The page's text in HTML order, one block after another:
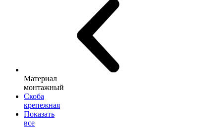
Материал
монтажный
Скоба
крепежная
Показать
все